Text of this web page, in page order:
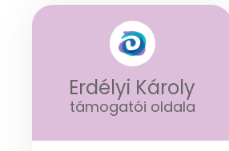
Erdélyi Károly
támogatói oldala